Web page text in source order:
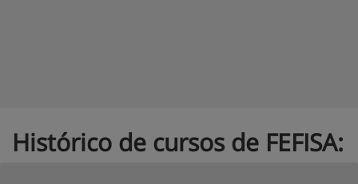
Histórico de cursos de FEFISA: